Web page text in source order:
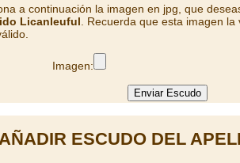
a continuación la imagen en jpg, que
Licanleuful . Recuerda que esta imagen
Imagen:
ESCUDO DEL